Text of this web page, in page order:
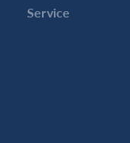
Service